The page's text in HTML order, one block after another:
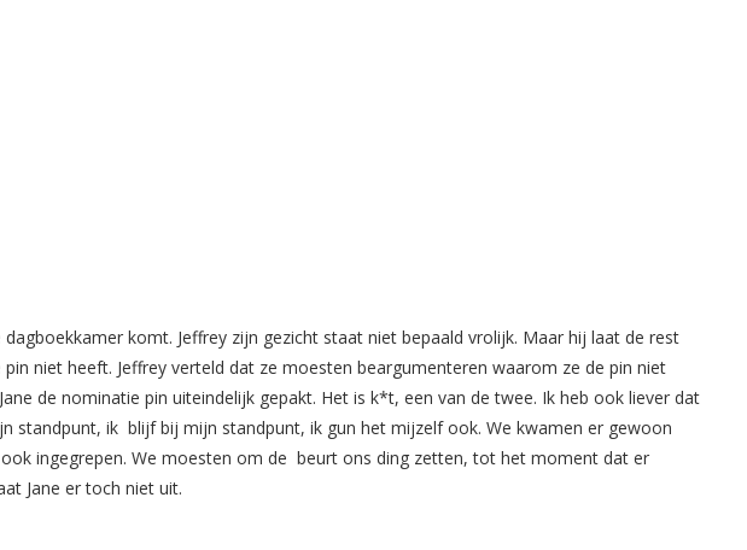
dagboekkamer komt. Jeffrey zijn gezicht staat niet bepaald vrolijk. Maar hij laat de rest
niet heeft. Jeffrey verteld dat ze moesten beargumenteren waarom ze de pin niet
de nominatie pin uiteindelijk gepakt. Het is k*t, een van de twee. Ik heb ook liever dat
standpunt, ik blijf bij mijn standpunt, ik gun het mijzelf ook. We kwamen er gewoon
ingegrepen. We moesten om de beurt ons ding zetten, tot het moment dat er
Jane er toch niet uit.